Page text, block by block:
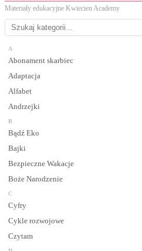
Materiały edukacyjne Kwiecien Academy
A
Abonament skarbiec
Adaptacja
Alfabet
Andrzejki
B
Bądź Eko
Bajki
Bezpieczne Wakacje
Boże Narodzenie
C
Cyfry
Cykle rozwojowe
Czytam